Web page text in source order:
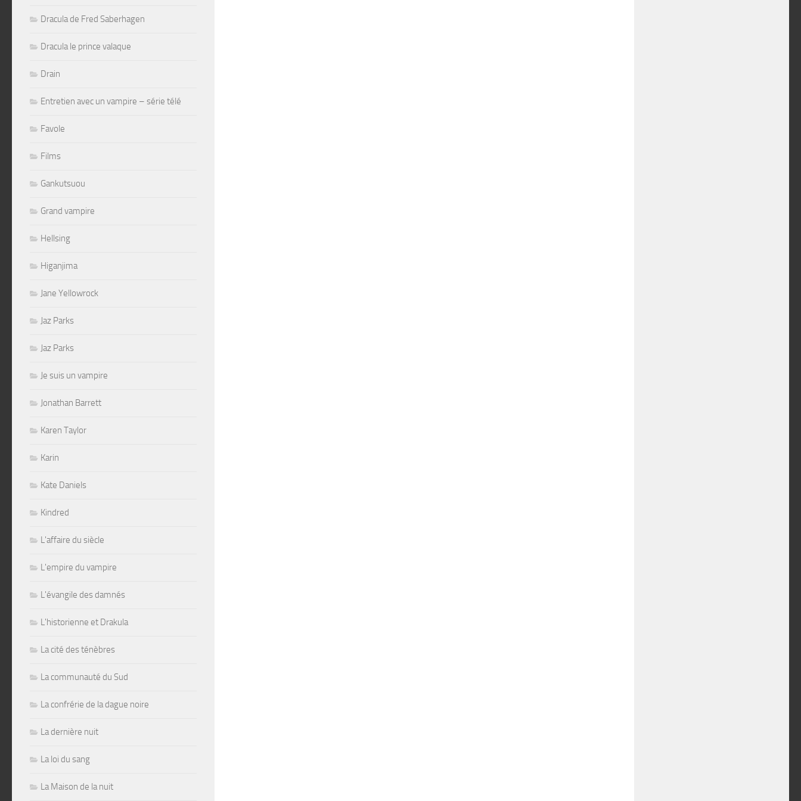
Dracula de Fred Saberhagen
Dracula le prince valaque
Drain
Entretien avec un vampire – série télé
Favole
Films
Gankutsuou
Grand vampire
Hellsing
Higanjima
Jane Yellowrock
Jaz Parks
Jaz Parks
Je suis un vampire
Jonathan Barrett
Karen Taylor
Karin
Kate Daniels
Kindred
L'affaire du siècle
L'empire du vampire
L'évangile des damnés
L'historienne et Drakula
La cité des ténèbres
La communauté du Sud
La confrérie de la dague noire
La dernière nuit
La loi du sang
La Maison de la nuit